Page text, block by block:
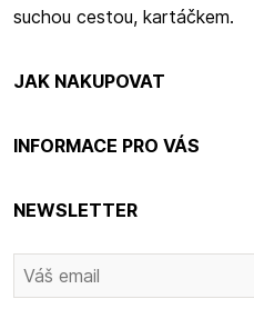
suchou cestou, kartáčkem.
JAK NAKUPOVAT
INFORMACE PRO VÁS
NEWSLETTER